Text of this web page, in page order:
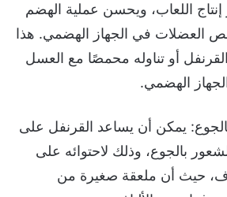
اللعاب، ويحسن عملية الهضم
العضلات في الجهاز الهضمي. هذا
أو تناوله محمصًا مع العسل
الهضمي.
يمكن أن يساعد القرنفل على
بالجوع، وذلك لاحتوائه على
حيث أن ملعقة صغيرة من